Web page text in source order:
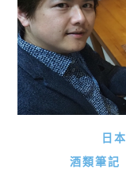
日
酒類筆記